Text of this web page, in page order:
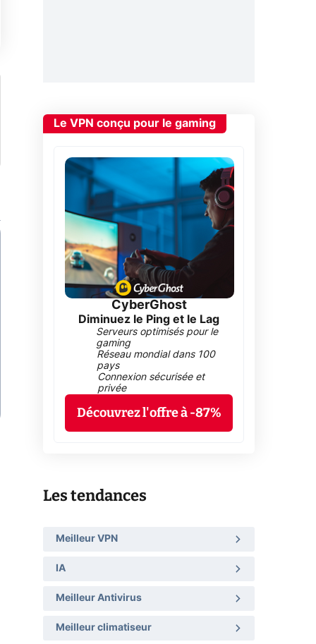
Le VPN conçu pour le gaming
CyberGhost
Diminuez le Ping et le Lag
Serveurs optimisés pour le
gaming
Réseau mondial dans 100
pays
Connexion sécurisée et
privée
Découvrez l'offre à -87%
Les tendances
Meilleur VPN
IA
Meilleur Antivirus
Meilleur climatiseur